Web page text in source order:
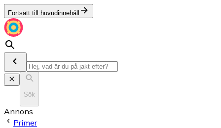
Fortsätt till huvudinnehåll
Sök
Annons
Primer